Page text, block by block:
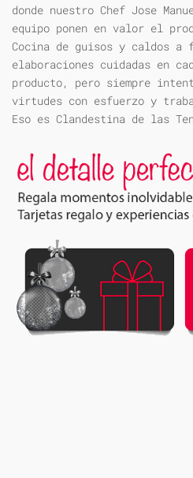
donde nuestro Chef Jose
equipo ponen en valor el
Cocina de guisos y caldos a
elaboraciones cuidadas en
producto, pero siempre
virtudes con esfuerzo y
Eso es Clandestina de las